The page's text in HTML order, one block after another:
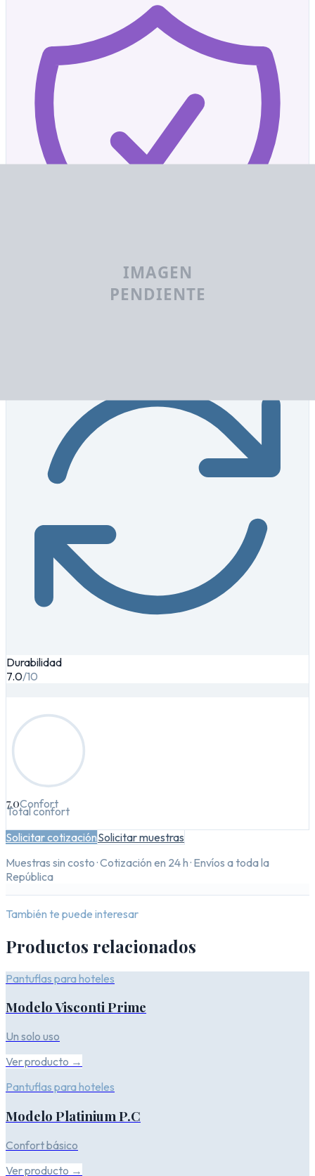
Durabilidad
7.0/10
7.0Confort
Total confort
Solicitar cotizaciónSolicitar muestras
Muestras sin costo · Cotización en 24 h · Envíos a toda la
República
También te puede interesar
Productos relacionados
Pantuflas para hoteles
Modelo Visconti Prime
Un solo uso
Ver producto →
Pantuflas para hoteles
Modelo Platinium P.C
Confort básico
Ver producto →